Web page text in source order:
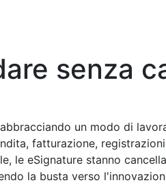
senza
un modo di
fatturazione,
le eSignature stanno
la busta verso